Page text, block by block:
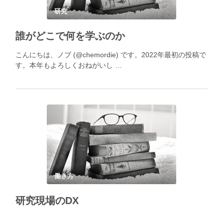
研究
誰がどこで何を学ぶのか
こんにちは、ノブ (@chemordie) です。2022年最初の投稿で
す。本年もよろしくおねがいし …
働き方
研究現場のDX